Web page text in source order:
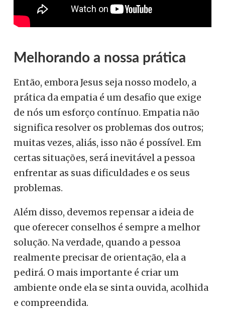
Melhorando a nossa prática
Então, embora Jesus seja nosso modelo, a
prática da empatia é um desafio que exige
de nós um esforço contínuo. Empatia não
significa resolver os problemas dos outros;
muitas vezes, aliás, isso não é possível. Em
certas situações, será inevitável a pessoa
enfrentar as suas dificuldades e os seus
problemas.
Além disso, devemos repensar a ideia de
que oferecer conselhos é sempre a melhor
solução. Na verdade, quando a pessoa
realmente precisar de orientação, ela a
pedirá. O mais importante é criar um
ambiente onde ela se sinta ouvida, acolhida
e compreendida.